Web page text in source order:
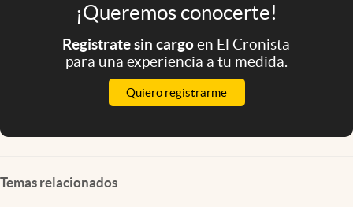
¡Queremos conocerte!
Registrate sin cargoen El Cronista
para una experiencia a tu medida.
Quiero registrarme
Temas relacionados